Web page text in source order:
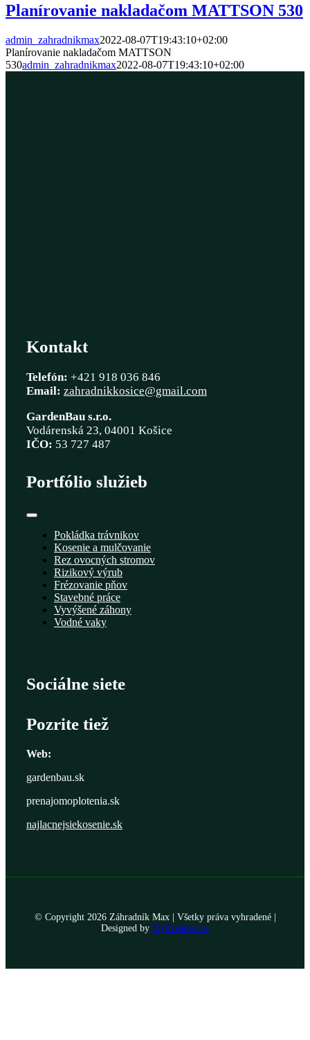
Planírovanie nakladačom MATTSON 530
admin_zahradnikmax2022-08-07T19:43:10+02:00
Planírovanie nakladačom MATTSON
530admin_zahradnikmax2022-08-07T19:43:10+02:00
Kontakt
Telefón: +421 918 036 846
Email: zahradnikkosice@gmail.com
GardenBau s.r.o.
Vodárenská 23, 04001 Košice
IČO: 53 727 487
Portfólio služieb
Toggle
NavigationPokládka trávnikov
Kosenie a mulčovanie
Rez ovocných stromov
Rizikový výrub
Frézovanie pňov
Stavebné práce
Vyvýšené záhony
Vodné vaky
Sociálne siete
Pozrite tiež
Web:
gardenbau.sk
prenajomoplotenia.sk
najlacnejsiekosenie.sk
© Copyright 2026 Záhradník Max | Všetky práva vyhradené |
Designed by MyCreative.sk